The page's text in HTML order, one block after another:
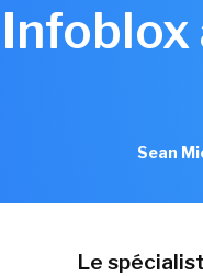
Sean
Le